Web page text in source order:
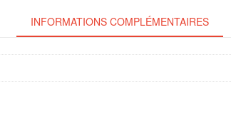
INFORMATIONS COMPLÉMENTAIRES